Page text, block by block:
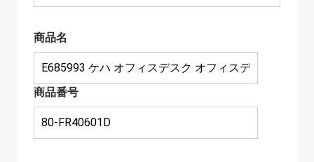
商品名
商品番号